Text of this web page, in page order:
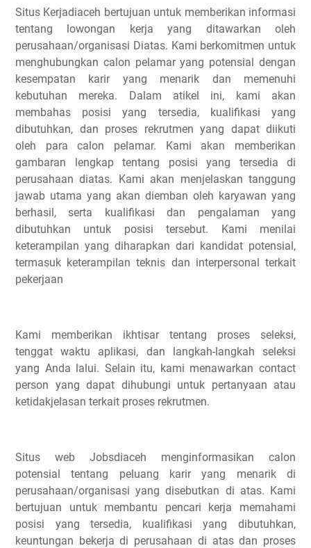
Situs Kerjadiaceh bertujuan untuk memberikan informasi
tentang lowongan kerja yang ditawarkan oleh
perusahaan/organisasi Diatas. Kami berkomitmen untuk
menghubungkan calon pelamar yang potensial dengan
kesempatan karir yang menarik dan memenuhi
kebutuhan mereka. Dalam atikel ini, kami akan
membahas posisi yang tersedia, kualifikasi yang
dibutuhkan, dan proses rekrutmen yang dapat diikuti
oleh para calon pelamar. Kami akan memberikan
gambaran lengkap tentang posisi yang tersedia di
perusahaan diatas. Kami akan menjelaskan tanggung
jawab utama yang akan diemban oleh karyawan yang
berhasil, serta kualifikasi dan pengalaman yang
dibutuhkan untuk posisi tersebut. Kami menilai
keterampilan yang diharapkan dari kandidat potensial,
termasuk keterampilan teknis dan interpersonal terkait
pekerjaan
Kami memberikan ikhtisar tentang proses seleksi,
tenggat waktu aplikasi, dan langkah-langkah seleksi
yang Anda lalui. Selain itu, kami menawarkan contact
person yang dapat dihubungi untuk pertanyaan atau
ketidakjelasan terkait proses rekrutmen.
Situs web Jobsdiaceh menginformasikan calon
potensial tentang peluang karir yang menarik di
perusahaan/organisasi yang disebutkan di atas. Kami
bertujuan untuk membantu pencari kerja memahami
posisi yang tersedia, kualifikasi yang dibutuhkan,
keuntungan bekerja di perusahaan di atas dan proses